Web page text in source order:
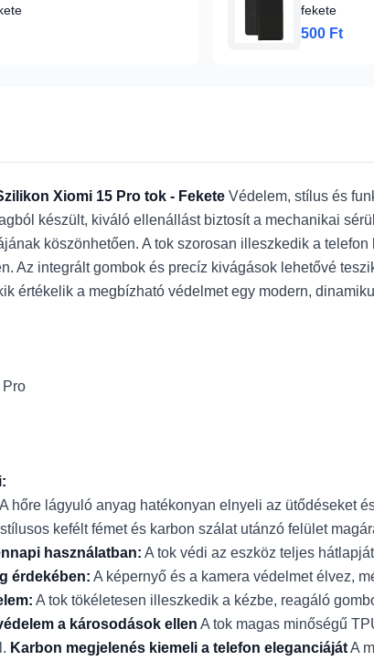
fekete
500 Ft
Xiomi 15 Pro tok - Fekete Védelem, stílus és
készült, kiváló ellenállást biztosít a mechanikai
köszönhetően. A tok szorosan illeszkedik a
Az integrált gombok és precíz kivágások lehetővé
értékelik a megbízható védelmet egy modern,
Pro
A hőre lágyuló anyag hatékonyan elnyeli az ütődéseket
kefélt fémet és karbon szálat utánzó felület
használatban: A tok védi az eszköz teljes
érdekében: A képernyő és a kamera védelmet élvez,
A tok tökéletesen illeszkedik a kézbe, reagáló
a károsodások ellen A tok magas minőségű
Karbon megjelenés kiemeli a telefon eleganciájátA